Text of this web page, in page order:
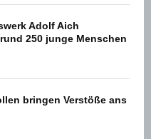
Adolf Aich
250 junge Menschen
bringen Verstöße ans